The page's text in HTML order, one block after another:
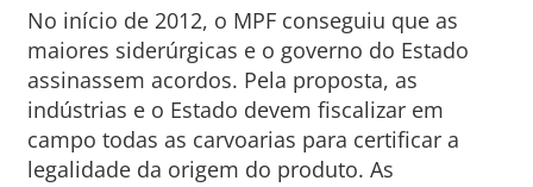
No início de 2012, o MPF conseguiu que as
maiores siderúrgicas e o governo do Estado
assinassem acordos. Pela proposta, as
indústrias e o Estado devem fiscalizar em
campo todas as carvoarias para certificar a
legalidade da origem do produto. As